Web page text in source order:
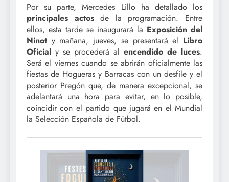
Por su parte, Mercedes Lillo ha detallado los
principales actosde la programación. Entre
ellos, esta tarde se inaugurará la Exposición del
Ninot y mañana, jueves, se presentará el Libro
Oficial y se procederá al encendido de luces.
Será el viernes cuando se abrirán oficialmente las
fiestas de Hogueras y Barracas con un desfile y el
posterior Pregón que, de manera excepcional, se
adelantará una hora para evitar, en lo posible,
coincidir con el partido que jugará en el Mundial
la Selección Española de Fútbol.